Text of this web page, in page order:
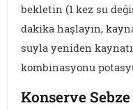
bekletin (1 kez su
dakika haşlayın,
suyla yeniden
kombinasyonu
Konserve